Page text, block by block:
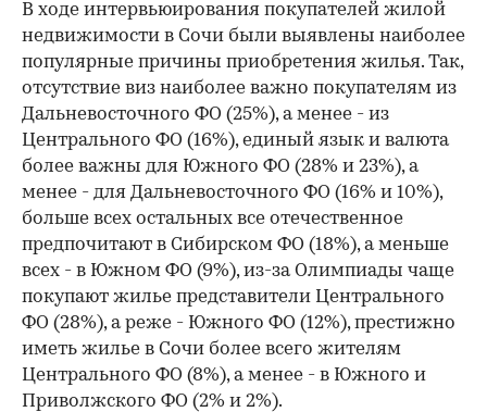
В ходе интервьюирования покупателей жилой
недвижимости в Сочи были выявлены наиболее
популярные причины приобретения жилья. Так,
отсутствие виз наиболее важно покупателям из
Дальневосточного ФО (25%), а менее - из
Центрального ФО (16%), единый язык и валюта
более важны для Южного ФО (28% и 23%), а
менее - для Дальневосточного ФО (16% и 10%),
больше всех остальных все отечественное
предпочитают в Сибирском ФО (18%), а меньше
всех - в Южном ФО (9%), из-за Олимпиады чаще
покупают жилье представители Центрального
ФО (28%), а реже - Южного ФО (12%), престижно
иметь жилье в Сочи более всего жителям
Центрального ФО (8%), а менее - в Южного и
Приволжского ФО (2% и 2%).